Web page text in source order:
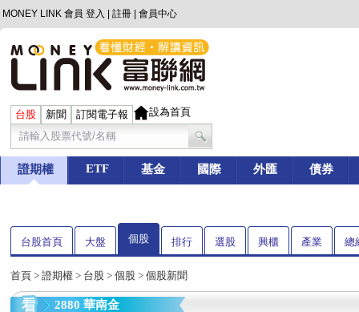
MONEY LINK 會員 登入 註冊 會員中心
台股 新聞 訂閱電子報 設為首頁
證期權 ETF 基金 國際 外匯 債券
台股首頁 大盤 個股 排行 選股 興櫃 產業 總
首頁 > 證期權 > 台股 > 個股 > 個股新聞
2880 華南金